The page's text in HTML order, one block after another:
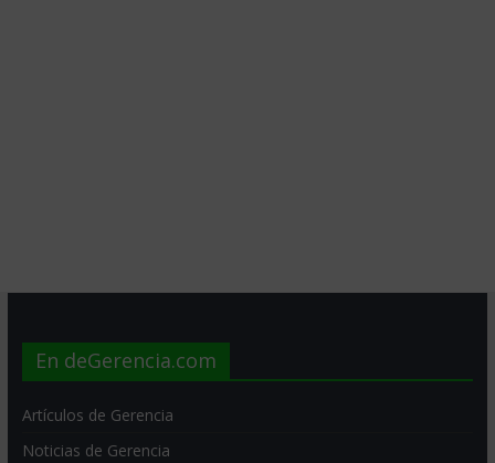
En deGerencia.com
Artículos de Gerencia
Noticias de Gerencia